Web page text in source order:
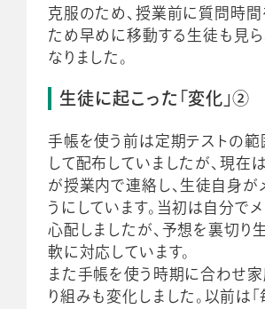
克服のため、授業前に質問時間
ため早めに移動する生徒も見ら
なりました。
生徒に起こった「変化」②
手帳を使う前は定期テストの範
して配布していましたが、現在
が授業内で連絡し、生徒自身が
うにしています。当初は自分で
心配しましたが、予想を裏切り
軟に対応しています。
また手帳を使う時期に合わせ
り組みも変化しました。以前は